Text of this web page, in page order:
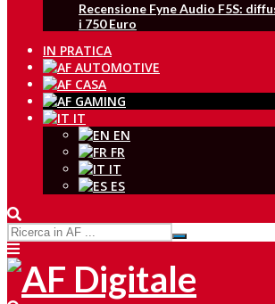
Recensione Fyne Audio F5S:
i 750 Euro
IN PRATICA
IT
EN
FR
IT
ES